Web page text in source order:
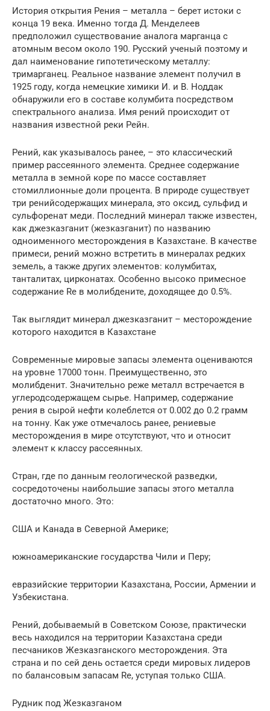
История открытия Рения – металла – берет истоки с
конца 19 века. Именно тогда Д. Менделеев
предположил существование аналога марганца с
атомным весом около 190. Русский ученый поэтому и
дал наименование гипотетическому металлу:
тримарганец. Реальное название элемент получил в
1925 году, когда немецкие химики И. и В. Ноддак
обнаружили его в составе колумбита посредством
спектрального анализа. Имя рений происходит от
названия известной реки Рейн.
Рений, как указывалось ранее, – это классический
пример рассеянного элемента. Среднее содержание
металла в земной коре по массе составляет
стомиллионные доли процента. В природе существует
три ренийсодержащих минерала, это оксид, сульфид и
сульфоренат меди. Последний минерал также известен,
как джезказганит (жезказганит) по названию
одноименного месторождения в Казахстане. В качестве
примеси, рений можно встретить в минералах редких
земель, а также других элементов: колумбитах,
танталитах, цирконатах. Особенно высоко примесное
содержание Re в молибдените, доходящее до 0.5%.
Так выглядит минерал джезказганит – месторождение
которого находится в Казахстане
Современные мировые запасы элемента оцениваются
на уровне 17000 тонн. Преимущественно, это
молибденит. Значительно реже металл встречается в
углеродсодержащем сырье. Например, содержание
рения в сырой нефти колеблется от 0.002 до 0.2 грамм
на тонну. Как уже отмечалось ранее, рениевые
месторождения в мире отсутствуют, что и относит
элемент к классу рассеянных.
Стран, где по данным геологической разведки,
сосредоточены наибольшие запасы этого металла
достаточно много. Это:
США и Канада в Северной Америке;
южноамериканские государства Чили и Перу;
евразийские территории Казахстана, России, Армении и
Узбекистана.
Рений, добываемый в Советском Союзе, практически
весь находился на территории Казахстана среди
песчаников Жезказганского месторождения. Эта
страна и по сей день остается среди мировых лидеров
по балансовым запасам Re, уступая только США.
Рудник под Жезказганом